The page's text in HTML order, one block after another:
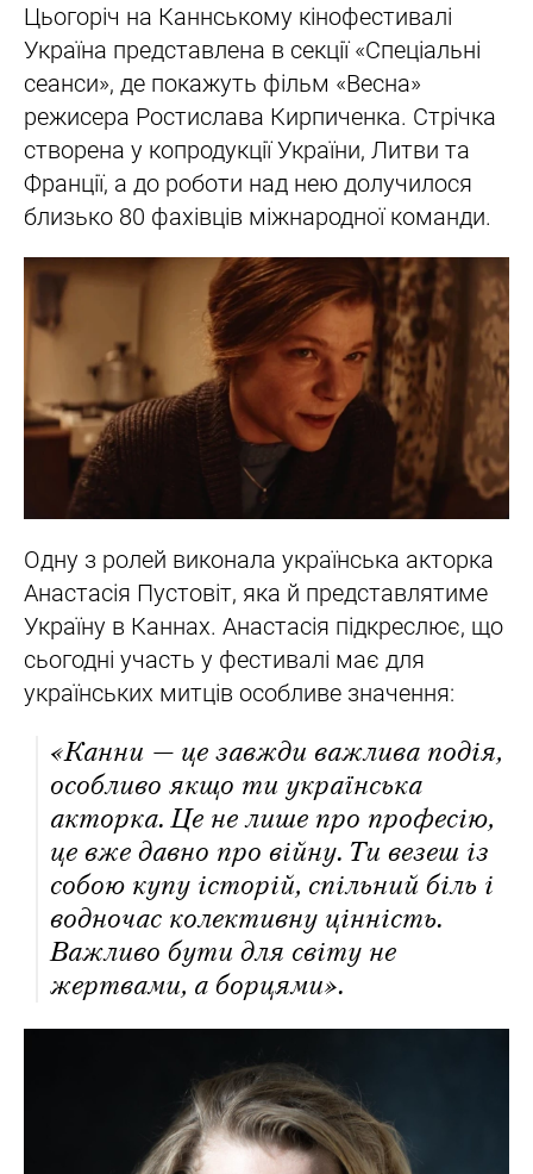
Цьогоріч на Каннському кінофестивалі
Україна представлена в секції «Спеціальні
сеанси», де покажуть фільм «Весна»
режисера Ростислава Кирпиченка. Стрічка
створена у копродукції України, Литви та
Франції, а до роботи над нею долучилося
близько 80 фахівців міжнародної команди.
Одну з ролей виконала українська акторка
Анастасія Пустовіт, яка й представлятиме
Україну в Каннах. Анастасія підкреслює, що
сьогодні участь у фестивалі має для
українських митців особливе значення:
«Канни — це завжди важлива подія,
особливо якщо ти українська
акторка. Це не лише про професію,
це вже давно про війну. Ти везеш із
собою купу історій, спільний біль і
водночас колективну цінність.
Важливо бути для світу не
жертвами, а борцями».